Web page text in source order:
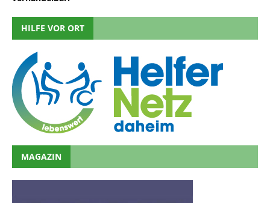
HILFE VOR ORT
MAGAZIN